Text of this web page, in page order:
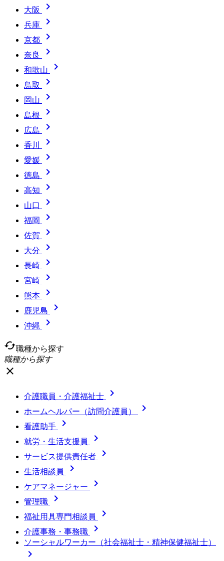
大阪 
兵庫 
京都 
奈良 
和歌山 
鳥取 
岡山 
島根 
広島 
香川 
愛媛 
徳島 
高知 
山口 
福岡 
佐賀 
大分 
長崎 
宮崎 
熊本 
鹿児島 
沖縄

cached職種から探す
職種から探す
close
介護職員・介護福祉士 
ホームヘルパー（訪問介護員） 
看護助手 
就労・生活支援員 
サービス提供責任者 
生活相談員 
ケアマネージャー 
管理職 
福祉用具専門相談員 
介護事務・事務職 
ソーシャルワーカー（社会福祉士・精神保健福祉士）
